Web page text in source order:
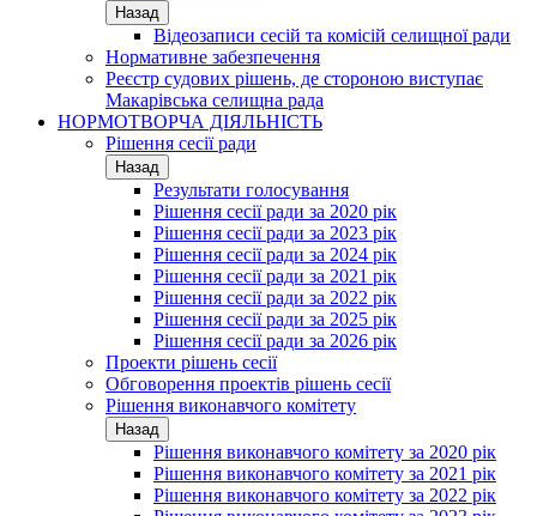
Назад
Відеозаписи сесій та комісій селищної ради
Нормативне забезпечення
Реєстр судових рішень, де стороною виступає
Макарівська селищна рада
НОРМОТВОРЧА ДІЯЛЬНІСТЬ
Рішення сесії ради
Назад
Результати голосування
Рішення сесії ради за 2020 рік
Рішення сесії ради за 2023 рік
Рішення сесії ради за 2024 рік
Рішення сесії ради за 2021 рік
Рішення сесії ради за 2022 рік
Рішення сесії ради за 2025 рік
Рішення сесії ради за 2026 рік
Проекти рішень сесії
Обговорення проектів рішень сесії
Рішення виконавчого комітету
Назад
Рішення виконавчого комітету за 2020 рік
Рішення виконавчого комітету за 2021 рік
Рішення виконавчого комітету за 2022 рік